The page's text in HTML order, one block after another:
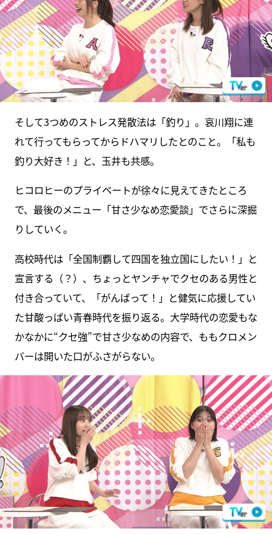
そして3つめのストレス発散法は「釣り」。哀川翔に連
れて行ってもらってからドハマリしたとのこと。「私も
釣り大好き！」と、玉井も共感。
ヒコロヒーのプライベートが徐々に見えてきたところ
で、最後のメニュー「甘さ少なめ恋愛談」でさらに深掘
りしていく。
高校時代は「全国制覇して四国を独立国にしたい！」と
宣言する（？）、ちょっとヤンチャでクセのある男性と
付き合っていて、「がんばって！」と健気に応援してい
た甘酸っぱい青春時代を振り返る。大学時代の恋愛もな
かなかに“クセ強”で甘さ少なめの内容で、ももクロメン
バーは開いた口がふさがらない。